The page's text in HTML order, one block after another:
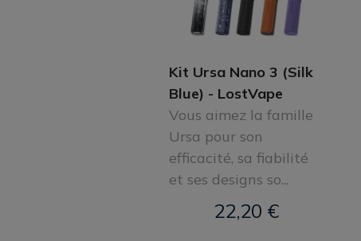
Kit Ursa Nano 3 (Silk
Blue) - LostVape
Vous aimez la famille
Ursa pour son
efficacité, sa fiabilité
et ses designs so...
22,20 €